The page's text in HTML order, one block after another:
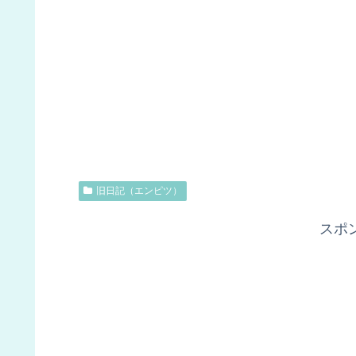
旧日記（エンピツ）
スポ